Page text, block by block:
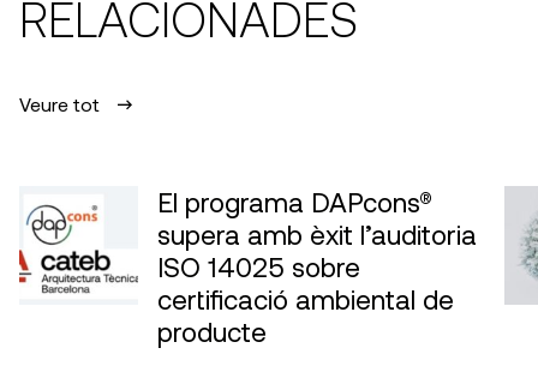
RELACIONADES
Veure tot
El programa DAPcons®
supera amb èxit l’auditoria
ISO 14025 sobre
certificació ambiental de
producte